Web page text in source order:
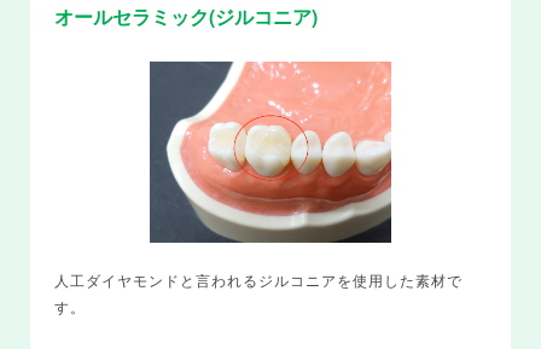
オールセラミック(ジルコニア)
人工ダイヤモンドと言われるジルコニアを使用した素材で
す。